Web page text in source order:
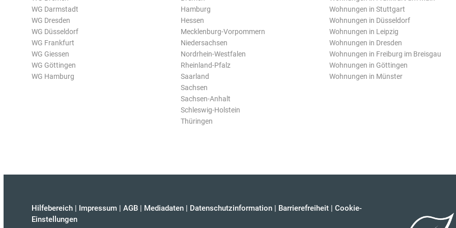
WG Darmstadt
WG Dresden
WG Düsseldorf
WG Frankfurt
WG Giessen
WG Göttingen
WG Hamburg
Hamburg
Hessen
Mecklenburg-Vorpommern
Niedersachsen
Nordrhein-Westfalen
Rheinland-Pfalz
Saarland
Sachsen
Sachsen-Anhalt
Schleswig-Holstein
Thüringen
Wohnungen in Stuttgart
Wohnungen in Düsseldorf
Wohnungen in Leipzig
Wohnungen in Dresden
Wohnungen in Freiburg im Breisgau
Wohnungen in Göttingen
Wohnungen in Münster
Hilfebereich | Impressum | AGB | Mediadaten | Datenschutzinformation | Barrierefreiheit | Cookie-
Einstellungen